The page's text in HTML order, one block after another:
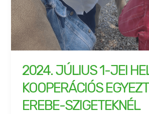
2024. JÚLIUS 1-JEI
KOOPERÁCIÓS
EREBE-SZIGETEKNÉL